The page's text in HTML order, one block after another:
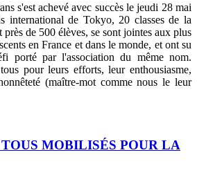
s'est achevé avec succès le jeudi 28 mai
international de Tokyo, 20 classes de la
de 500 élèves, se sont jointes aux plus
en France et dans le monde, et ont su
porté par l'association du même nom.
pour leurs efforts, leur enthousiasme,
(maître-mot comme nous le leur
MOBILISÉS POUR LA